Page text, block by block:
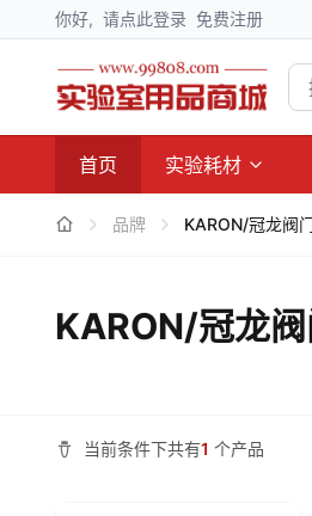
你好, 请点此登录 免费注册
首页 实验耗材
品牌 KARON/冠龙阀
KARON/冠龙阀
当前条件下共有1 个产品